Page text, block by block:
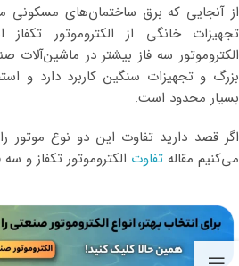
از آنجایی که برق ساختمان‌های مسکونی
تجهیزات خانگی از الکتروموتور تکفاز
الکتروموتور سه فاز بیشتر در
بزرگ و تجهیزات سنگین کاربرد دارد و
بسیار محدود است.
اگر قصد دارید تفاوت این دو نوع موتور
می‌کنیم مقاله تفاوت الکتروموتور تکفاز و سه